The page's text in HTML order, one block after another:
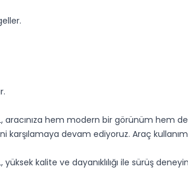
SOL, aracınıza hem modern bir görünüm
devam ediyoruz. Araç
yüksek kalite ve dayanıklılığı ile sürüş